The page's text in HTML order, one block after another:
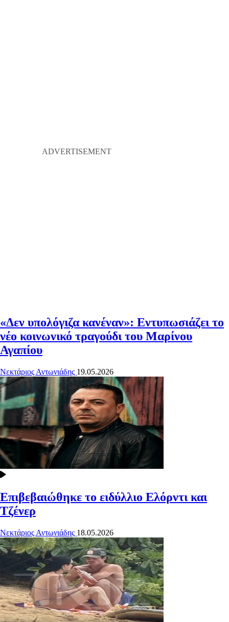
«Δεν υπολόγιζα κανέναν»: Εντυπωσιάζει το
νέο κοινωνικό τραγούδι του Μαρίνου
Αγαπίου
Νεκτάριος Αντωνιάδης 19.05.2026
Επιβεβαιώθηκε το ειδύλλιο Ελόρντι και
Τζένερ
Νεκτάριος Αντωνιάδης 18.05.2026